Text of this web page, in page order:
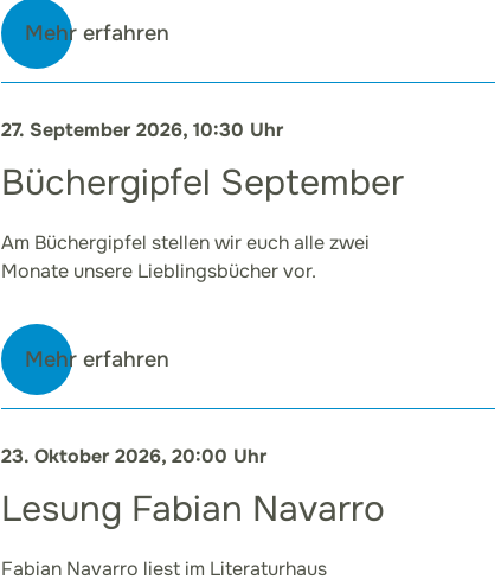
Mehr erfahren
27. September 2026, 10:30 Uhr
Büchergipfel September
Am Büchergipfel stellen wir euch alle zwei
Monate unsere Lieblingsbücher vor.
Mehr erfahren
23. Oktober 2026, 20:00 Uhr
Lesung Fabian Navarro
Fabian Navarro liest im Literaturhaus